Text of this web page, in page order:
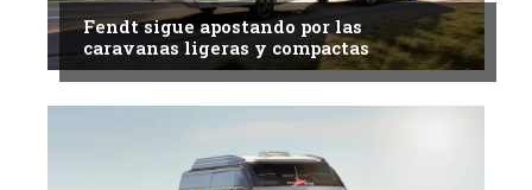
Fendt sigue apostando por las
caravanas ligeras y compactas